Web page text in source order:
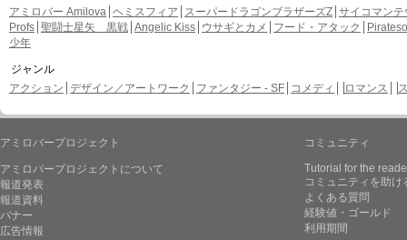
アミロバー Amilova ヘミスフィア スーパードラゴンブラザーズZ サイコマンテ
Profs 聖闘士星矢 黒戦 Angelic Kiss ウサギとカメ フード・アタック
少年
ジャンル
アクション デザイン／アートワーク ファンタジー - SF コメディ ロマンス
アミロバープロジェクト
アミロバープロジェクトについて
報道発表
報道資料
バナー
広告情報
コミュニティ
Tutorial for the
コミュニティを助け
よくある質問
経験値・ゴールド
利用期間